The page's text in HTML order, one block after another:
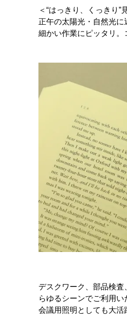
＜“はっきり、くっきり”
正午の太陽光・自然光に
細かい作業にピッタリ。
デスクワーク、部品検
らゆるシーンでご利用
会議用照明としても大活